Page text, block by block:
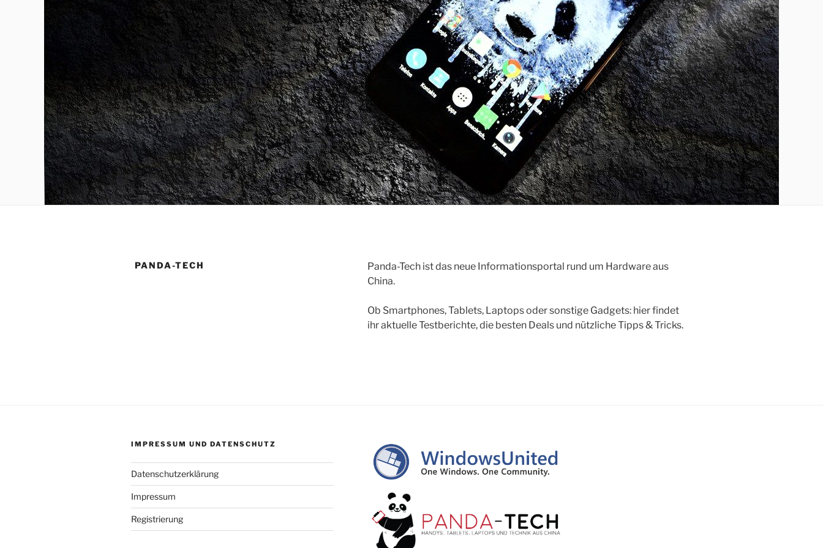
PANDA-TECH
Panda-Tech ist das neue Informationsportal rund um Hardware aus
China.
Ob Smartphones, Tablets, Laptops oder sonstige Gadgets: hier findet
ihr aktuelle Testberichte, die besten Deals und nützliche Tipps & Tricks.
IMPRESSUM UND DATENSCHUTZ
Datenschutzerklärung
Impressum
Registrierung